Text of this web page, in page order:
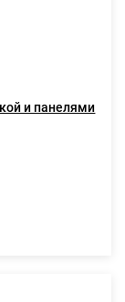
и панелями